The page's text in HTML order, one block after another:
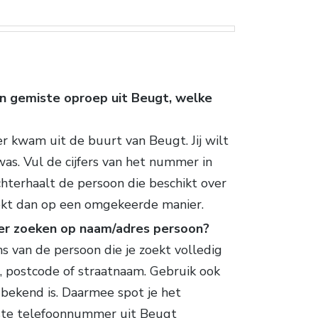
gemiste oproep uit Beugt, welke
kwam uit de buurt van Beugt. Jij wilt
Vul de cijfers van het nummer in
de persoon die beschikt over
dan op een omgekeerde manier.
zoeken op naam/adres persoon?
van de persoon die je zoekt volledig
of straatnaam. Gebruik ook
is. Daarmee spot je het
telefoonnummer uit Beugt